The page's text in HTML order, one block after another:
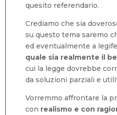
quesito referendario.
Crediamo che sia
su questo tema saremo
ed eventualmente a
quale sia realmente il
cui la legge dovrebbe
da soluzioni parziali e
Vorremmo affrontare la
con realismo e con